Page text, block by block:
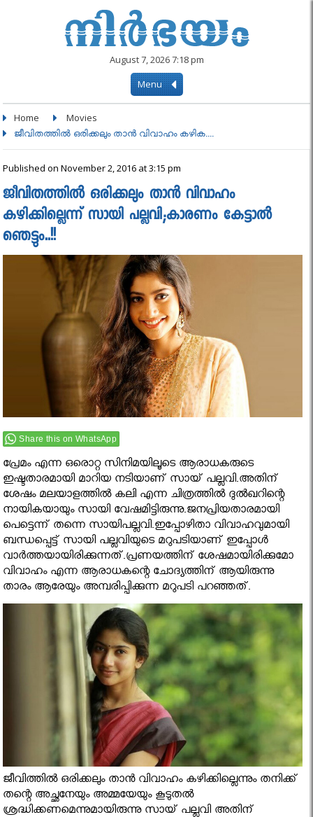
August 7, 2026 7:18 pm
Menu
Home Movies
ജീവിതത്തില്‍ ഒരിക്കലും താന്‍ വിവാഹം കഴിക....
Published on November 2, 2016 at 3:15 pm
ജീവിതത്തില്‍ ഒരിക്കലും താന്‍ വിവാഹം
കഴിക്കില്ലെന്ന് സായി പല്ലവി;കാരണം കേട്ടാൽ
ഞെട്ടും..!!
Share this on WhatsApp
പ്രേമം എന്ന ഒരൊറ്റ സിനിമയിലൂടെ ആരാധകരുടെ
ഇഷ്ടതാരമായി മാറിയ നടിയാണ് സായ് പല്ലവി.അതിന്
ശേഷം മലയാളത്തില്‍ കലി എന്ന ചിത്രത്തില്‍ ദുല്‍ഖറിന്റെ
നായികയായും സായി വേഷമിട്ടിരുന്നു.ജനപ്രിയതാരമായി
പെട്ടെന്ന് തന്നെ സായിപല്ലവി.ഇപ്പോഴിതാ വിവാഹവുമായി
ബന്ധപ്പെട്ട് സായി പല്ലവിയുടെ മറുപടിയാണ് ഇപ്പോള്‍
വാര്‍ത്തയായിരിക്കുന്നത്.പ്രണയത്തിന് ശേഷമായിരിക്കുമോ
വിവാഹം എന്ന ആരാധകന്റെ ചോദ്യത്തിന് ആയിരുന്നു
താരം ആരേയും അമ്പരിപ്പിക്കുന്ന മറുപടി പറഞ്ഞത്.
ജീവിത്തില്‍ ഒരിക്കലും താന്‍ വിവാഹം കഴിക്കില്ലെന്നും തനിക്ക്
തന്റെ അച്ഛനേയും അമ്മയേയും കൂടുതല്‍
ശ്രദ്ധിക്കണമെന്നുമായിരുന്നു സായ് പല്ലവി അതിന്